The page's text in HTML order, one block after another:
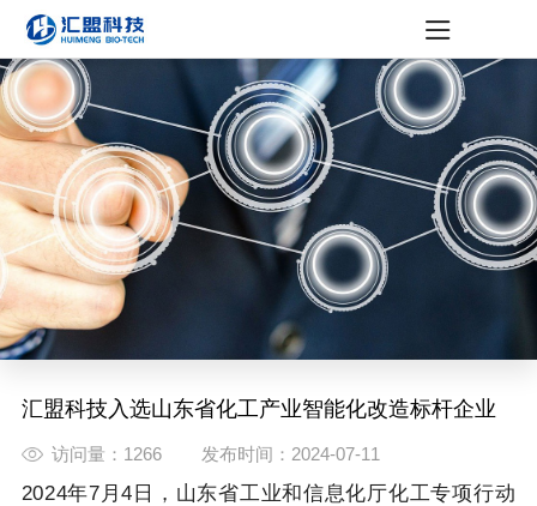
汇盟动态
汇盟科技入选山东省化工产业智能化改造标杆企业
访问量：1266 发布时间：2024-07-11
2024年7月4日，山东省工业和信息化厅化工专项行动